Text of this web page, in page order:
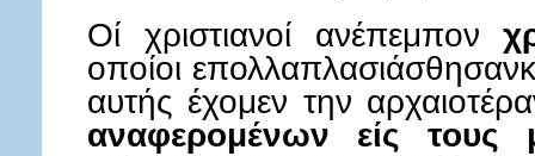
Οί χριστιανοί ανέπεμπον
οποίοι
αυτής έχομεν την
αναφερομένων είς τους